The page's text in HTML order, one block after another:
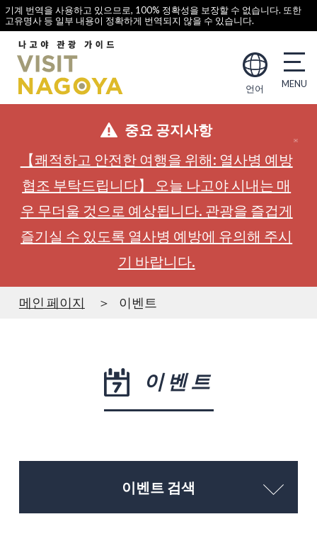
기계 번역을 사용하고 있으므로, 100% 정확성을 보장할 수 없습니다. 또한
고유명사 등 일부 내용이 정확하게 번역되지 않을 수 있습니다.
언어
중요 공지사항
【쾌적하고 안전한 여행을 위해: 열사병 예방
협조 부탁드립니다】 오늘 나고야 시내는 매
우 무더울 것으로 예상됩니다. 관광을 즐겁게
즐기실 수 있도록 열사병 예방에 유의해 주시
기 바랍니다.
메인 페이지 이벤트
이벤트
이벤트 검색